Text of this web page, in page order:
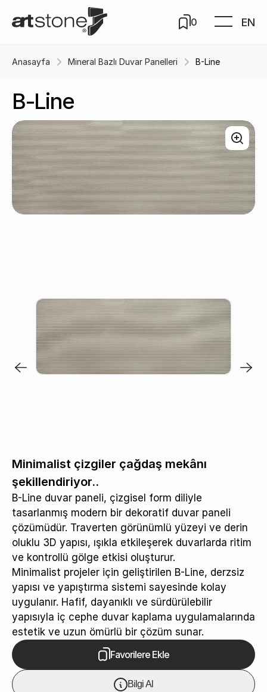
0 EN
Anasayfa Mineral Bazlı Duvar Panelleri B-Line
B-Line
Minimalist çizgiler çağdaş mekânı
şekillendiriyor..
B-Line duvar paneli, çizgisel form diliyle
tasarlanmış modern bir dekoratif duvar paneli
çözümüdür. Traverten görünümlü yüzeyi ve derin
oluklu 3D yapısı, ışıkla etkileşerek duvarlarda ritim
ve kontrollü gölge etkisi oluşturur.
Minimalist projeler için geliştirilen B-Line, derzsiz
yapısı ve yapıştırma sistemi sayesinde kolay
uygulanır. Hafif, dayanıklı ve sürdürülebilir
yapısıyla iç cephe duvar kaplama uygulamalarında
estetik ve uzun ömürlü bir çözüm sunar.
Favorilere Ekle
Bilgi Al